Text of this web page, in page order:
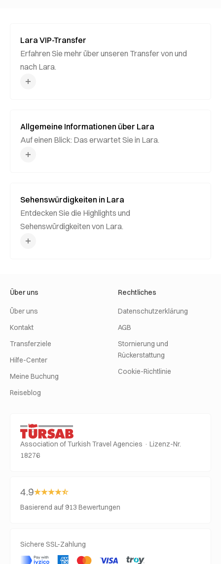
Lara VIP-Transfer
Erfahren Sie mehr über unseren Transfer von und
nach Lara.
Allgemeine Informationen über Lara
Auf einen Blick: Das erwartet Sie in Lara.
Sehenswürdigkeiten in Lara
Entdecken Sie die Highlights und
Sehenswürdigkeiten von Lara.
Über uns
Über uns
Kontakt
Transferziele
Hilfe-Center
Meine Buchung
Reiseblog
Rechtliches
Datenschutzerklärung
AGB
Stornierung und
Rückerstattung
Cookie-Richtlinie
Association of Turkish Travel Agencies · Lizenz-Nr.
18276
4.9
Basierend auf 913 Bewertungen
Sichere SSL-Zahlung